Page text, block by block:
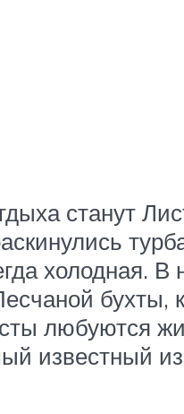
станут
холодная.
любуются
известный